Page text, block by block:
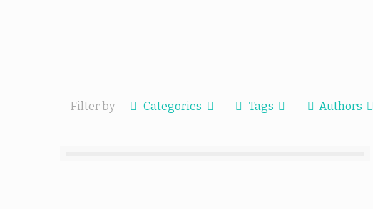
Filter by Categories Tags Authors